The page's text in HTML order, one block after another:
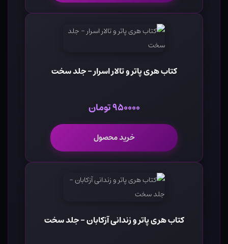
کتاب هری پاتر و تالار اسرار - جلد سخت
۹۵۰۰۰۰ تومان
خرید محصول
کتاب هری پاتر و زندانی آزکابان - جلد سخت